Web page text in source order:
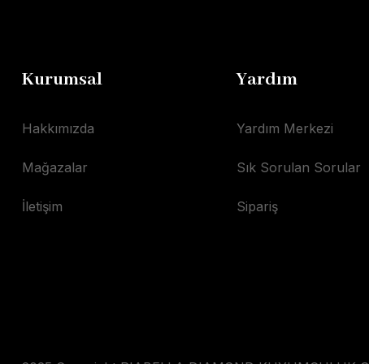
Kurumsal
Hakkımızda
Mağazalar
İletişim
Yardım
Yardım Merkezi
Sık Sorulan Sorular
Sipariş